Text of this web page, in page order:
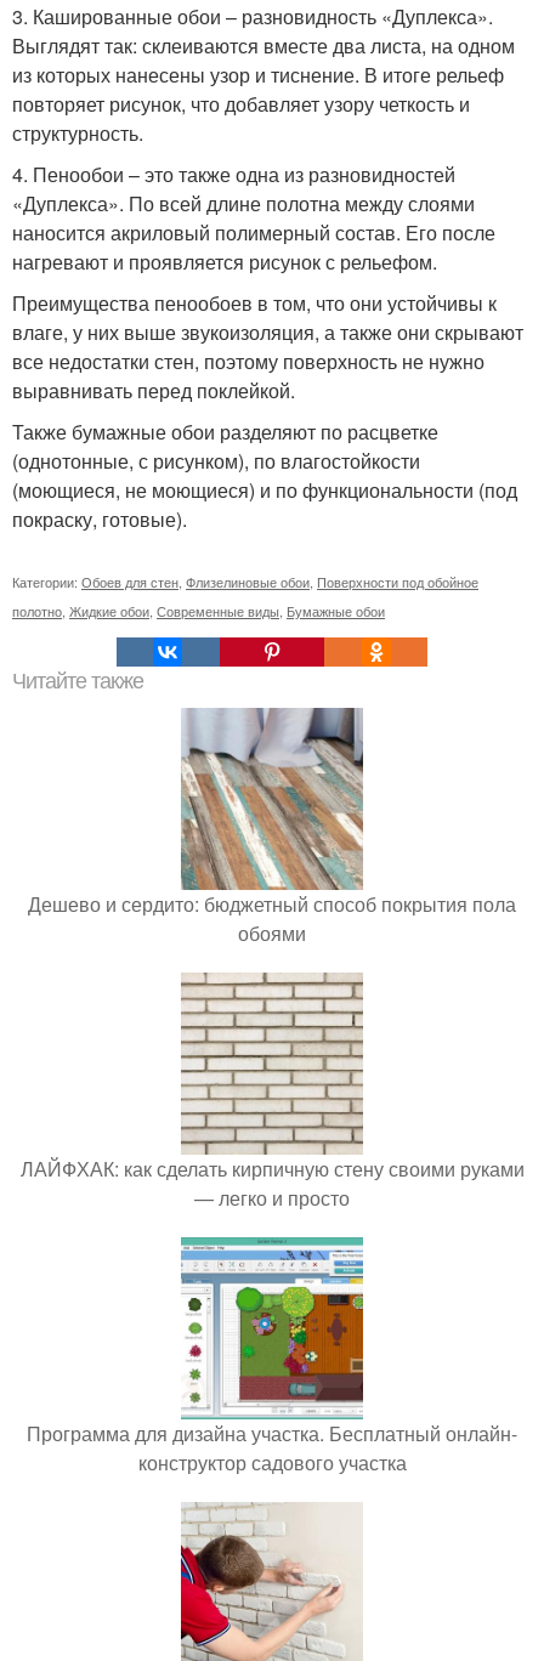
3. Кашированные обои – разновидность «Дуплекса».
Выглядят так: склеиваются вместе два листа, на одном
из которых нанесены узор и тиснение. В итоге рельеф
повторяет рисунок, что добавляет узору четкость и
структурность.
4. Пенообои – это также одна из разновидностей
«Дуплекса». По всей длине полотна между слоями
наносится акриловый полимерный состав. Его после
нагревают и проявляется рисунок с рельефом.
Преимущества пенообоев в том, что они устойчивы к
влаге, у них выше звукоизоляция, а также они скрывают
все недостатки стен, поэтому поверхность не нужно
выравнивать перед поклейкой.
Также бумажные обои разделяют по расцветке
(однотонные, с рисунком), по влагостойкости
(моющиеся, не моющиеся) и по функциональности (под
покраску, готовые).
Категории: Обоев для стен Флизелиновые обои Поверхности под обойное
полотно Жидкие обои Современные виды Бумажные обои
Читайте также
Дешево и сердито: бюджетный способ покрытия пола
обоями
ЛАЙФХАК: как сделать кирпичную стену своими руками
— легко и просто
Программа для дизайна участка. Бесплатный онлайн-
конструктор садового участка